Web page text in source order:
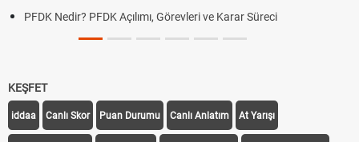
PFDK Nedir? PFDK Açılımı, Görevleri ve Karar Süreci
KEŞFET
iddaa Canlı Skor Puan Durumu Canlı Anlatım At Yarışı